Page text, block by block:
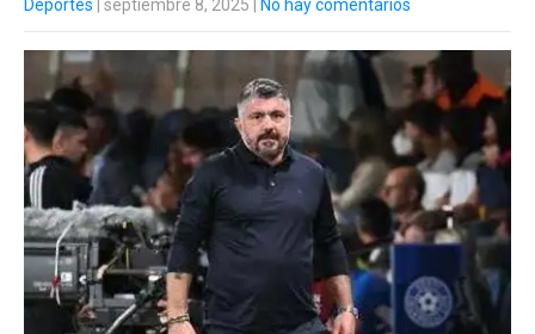
Deportes | septiembre 8, 2025 No hay comentarios